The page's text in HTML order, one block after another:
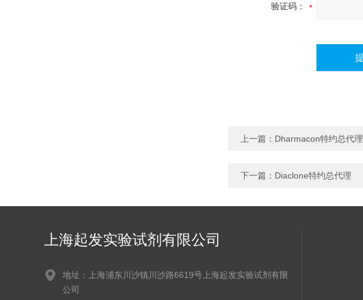
验证码：
上一篇： Dharmacon特约总代理
下一篇： Diaclone特约总代理
上海起发实验试剂有限公司
地址：上海浦东川沙镇川沙路6619号上海起发实验试剂有限
公司